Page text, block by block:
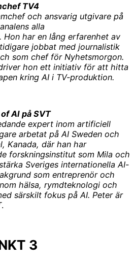
TV4
och ansvarig utgivare på
alla
Hon har en lång erfarenhet av
jobbat med journalistik
som chef för Nyhetsmorgon.
hon ett initiativ för att hitta
kring AI i TV-produktion.
AI på SVT
expert inom artificiell
arbetat på AI Sweden och
Kanada, där han har
forskningsinstitut som Mila och
Sveriges internationella AI-
som entreprenör och
hälsa, rymdteknologi och
särskilt fokus på AI. Peter är
.
3